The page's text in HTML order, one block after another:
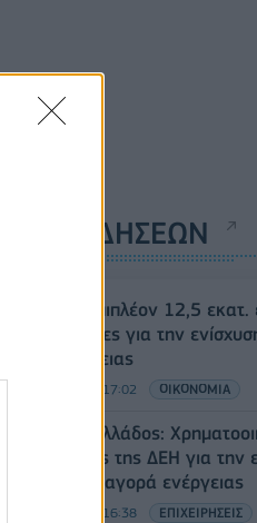
ΡΟΗ ΕΙΔΗΣΕΩΝ
ΥΠΑΑΤ: Επιπλέον 12,5 εκατ.
Περιφέρειες για την
βιοασφάλειας
07/08/2026 - 17:02 ΟΙΚΟΝΟΜΙΑ
Deloitte Ελλάδος:
σύμβουλος της ΔΕΗ για την
πολωνική αγορά ενέργειας
07/08/2026 - 16:38 ΕΠΙΧΕΙΡΗΣΕΙΣ